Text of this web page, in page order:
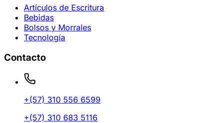
Artículos de Escritura
Bebidas
Bolsos y Morrales
Tecnología
Contacto
+(57) 310 556 6599
+(57) 310 683 5116